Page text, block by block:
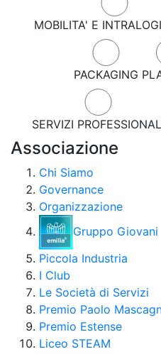
MOBILITA' E
PACKAGING
SERVIZI
Associazione
Chi Siamo
Governance
Organizzazione
Gruppo Giovani
Piccola Industria
I Club
Le Società di Servizi
Premio Paolo
Premio Estense
Liceo STEAM